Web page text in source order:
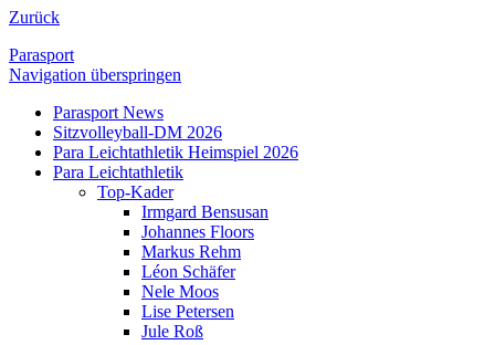
Zurück
Parasport
Navigation überspringen
Parasport News
Sitzvolleyball-DM 2026
Para Leichtathletik Heimspiel 2026
Para Leichtathletik
Top-Kader
Irmgard Bensusan
Johannes Floors
Markus Rehm
Léon Schäfer
Nele Moos
Lise Petersen
Jule Roß